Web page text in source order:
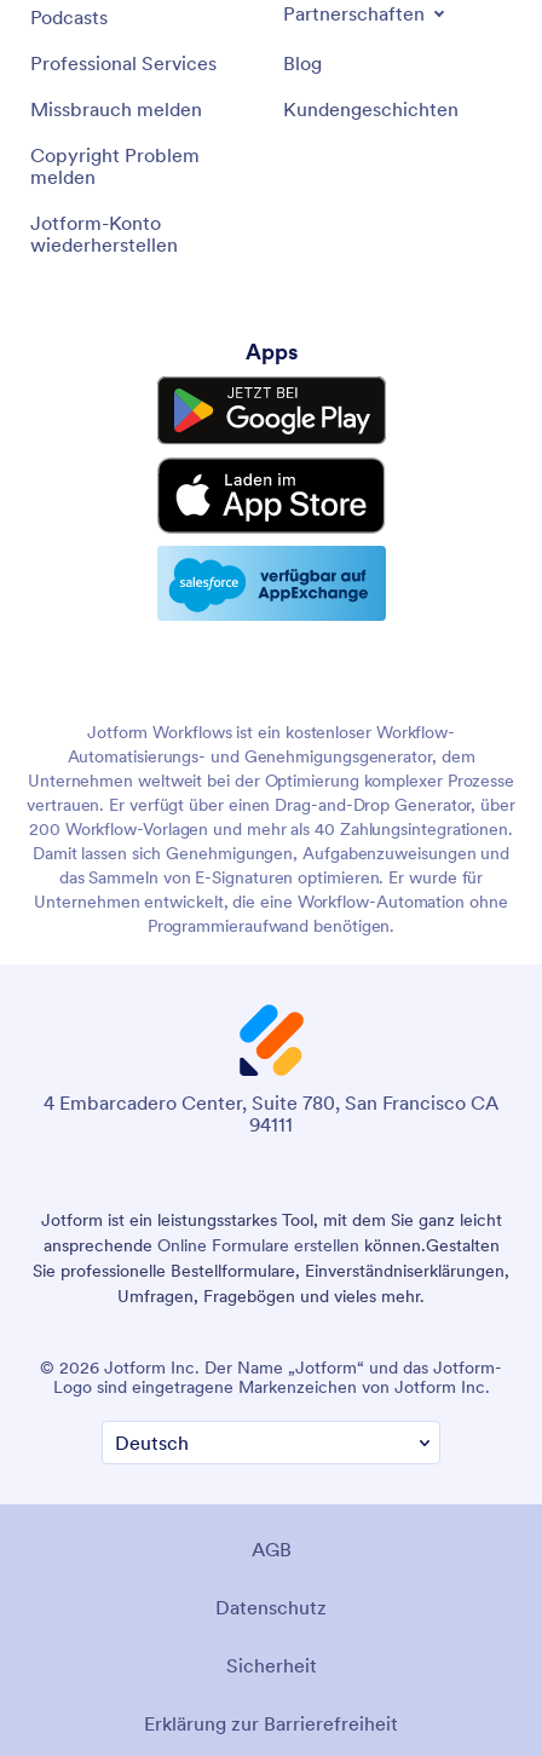
Podcasts
Professional Services
Missbrauch melden
Copyright Problem
melden
Jotform-Konto
wiederherstellen
Partnerschaften
Blog
Kundengeschichten
Apps
Jotform Workflows ist ein kostenloser Workflow-
Automatisierungs- und Genehmigungsgenerator, dem
Unternehmen weltweit bei der Optimierung komplexer Prozesse
vertrauen. Er verfügt über einen Drag-and-Drop Generator, über
200 Workflow-Vorlagen und mehr als 40 Zahlungsintegrationen.
Damit lassen sich Genehmigungen, Aufgabenzuweisungen und
das Sammeln von E-Signaturen optimieren. Er wurde für
Unternehmen entwickelt, die eine Workflow-Automation ohne
Programmieraufwand benötigen.
4 Embarcadero Center, Suite 780, San Francisco CA
94111
Jotform ist ein leistungsstarkes Tool, mit dem Sie ganz leicht
ansprechende Online Formulare erstellen können.Gestalten
Sie professionelle Bestellformulare, Einverständniserklärungen,
Umfragen, Fragebögen und vieles mehr.
© 2026 Jotform Inc. Der Name „Jotform“ und das Jotform-
Logo sind eingetragene Markenzeichen von Jotform Inc.
AGB
Datenschutz
Sicherheit
Erklärung zur Barrierefreiheit